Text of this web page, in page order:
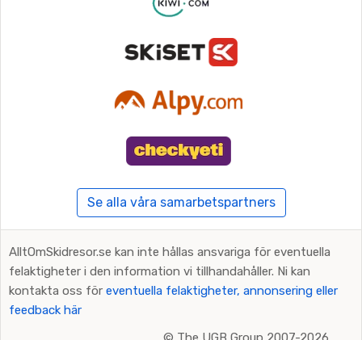
Se alla våra samarbetspartners
AlltOmSkidresor.se kan inte hållas ansvariga för eventuella
felaktigheter i den information vi tillhandahåller. Ni kan
kontakta oss för eventuella felaktigheter, annonsering eller
feedback här